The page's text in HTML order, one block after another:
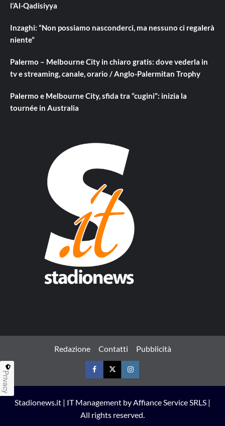
l’Al-Qadisiyya
Inzaghi: “Non possiamo nasconderci, ma nessuno ci regalerà
niente”
Palermo – Melbourne City in chiaro gratis: dove vederla in
tv e streaming, canale, orario / Anglo-Palermitan Trophy
Palermo e Melbourne City, sfida tra “cugini”: inizia la
tournée in Australia
Redazione Contatti Pubblicità
FacebookTwitterInstagram
Stadionews.it | IT Management by Affiance Service SRLS |
All rights reserved.
Privacy